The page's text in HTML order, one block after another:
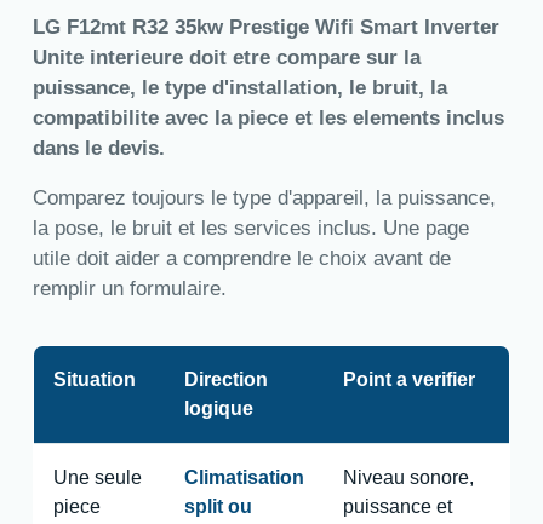
LG F12mt R32 35kw Prestige Wifi Smart Inverter
Unite interieure doit etre compare sur la
puissance, le type d'installation, le bruit, la
compatibilite avec la piece et les elements inclus
dans le devis.
Comparez toujours le type d'appareil, la puissance,
la pose, le bruit et les services inclus. Une page
utile doit aider a comprendre le choix avant de
remplir un formulaire.
Situation
Direction
logique
Point a verifier
Une seule
piece
Climatisation
split ou
Niveau sonore,
puissance et